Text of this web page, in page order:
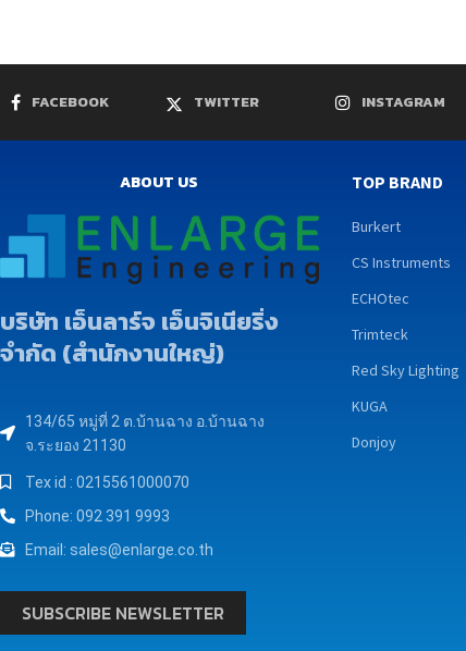
FACEBOOK TWITTER INSTAGRAM
ABOUT US
บริษัท เอ็นลาร์จ เอ็นจิเนียริ่ง
จำกัด (สำนักงานใหญ่)
134/65 หมู่ที่ 2 ต.บ้านฉาง อ.บ้านฉาง
จ.ระยอง 21130
Tex id : 0215561000070
Phone: 092 391 9993
Email: sales@enlarge.co.th
SUBSCRIBE NEWSLETTER
TOP BRAND
Burkert
CS Instruments
ECHOtec
Trimteck
Red Sky Lighting
KUGA
Donjoy